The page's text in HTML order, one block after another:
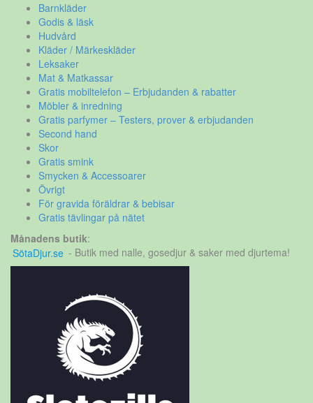
Barnkläder
Godis & läsk
Hudvård
Kläder / Märkeskläder
Leksaker
Mat & Matkassar
Gratis mobiltelefon – Erbjudanden & rabatter
Möbler & inredning
Gratis parfymer – Testers, prover & erbjudanden
Second hand
Skor
Gratis smink
Smycken & Accessoarer
Övrigt
För gravida föräldrar & bebisar
Gratis tävlingar på nätet
Månadens butik:
SötaDjur.se - Butik med nalle, gosedjur & saker med djurtema!